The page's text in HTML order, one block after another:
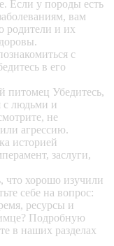
Если у породы есть
вам
родители и их
с
в его
питомец Убедитесь,
с людьми и
не
агрессию.
историей
заслуги,
что хорошо изучили
себе на вопрос:
ресурсы и
Подробную
в наших разделах